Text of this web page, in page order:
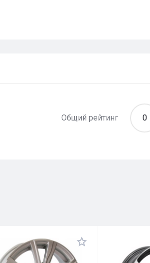
Общий рейтинг 0